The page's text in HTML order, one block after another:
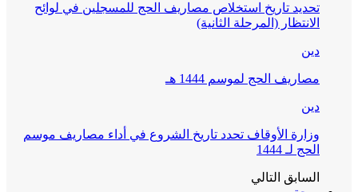
تحديد تاريخ استخلاص مصاريف الحج للمسجلين في لوائح
الانتظار (المرحلة الثانية)
دين
مصاريف الحج لموسم 1444 هـ
دين
وزارة الأوقاف تحدد تاريخ الشروع في أداء مصاريف موسم
الحج لـ 1444
السابق التالي